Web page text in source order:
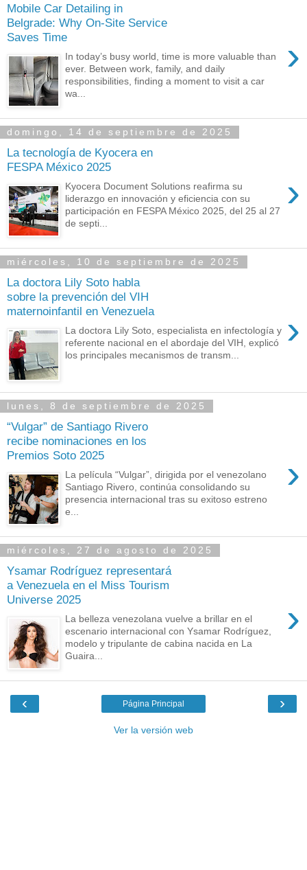
Mobile Car Detailing in
Belgrade: Why On-Site Service
Saves Time
›
In today’s busy world, time is more valuable than
ever. Between work, family, and daily
responsibilities, finding a moment to visit a car
wa...
domingo, 14 de septiembre de 2025
La tecnología de Kyocera en
FESPA México 2025
›
Kyocera Document Solutions reafirma su
liderazgo en innovación y eficiencia con su
participación en FESPA México 2025, del 25 al 27
de septi...
miércoles, 10 de septiembre de 2025
La doctora Lily Soto habla
sobre la prevención del VIH
maternoinfantil en Venezuela
›
La doctora Lily Soto, especialista en infectología y
referente nacional en el abordaje del VIH, explicó
los principales mecanismos de transm...
lunes, 8 de septiembre de 2025
“Vulgar” de Santiago Rivero
recibe nominaciones en los
Premios Soto 2025
›
La película “Vulgar”, dirigida por el venezolano
Santiago Rivero, continúa consolidando su
presencia internacional tras su exitoso estreno
e...
miércoles, 27 de agosto de 2025
Ysamar Rodríguez representará
a Venezuela en el Miss Tourism
Universe 2025
›
La belleza venezolana vuelve a brillar en el
escenario internacional con Ysamar Rodríguez,
modelo y tripulante de cabina nacida en La
Guaira...
‹ ›
Página Principal
Ver la versión web